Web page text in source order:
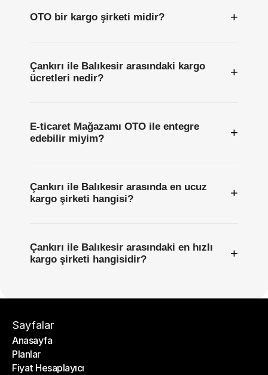
OTO bir kargo şirketi midir? +
Çankırı ile Balıkesir arasındaki kargo
ücretleri nedir?
+
E-ticaret Mağazamı OTO ile entegre
edebilir miyim?
+
Çankırı ile Balıkesir arasında en ucuz
kargo şirketi hangisi?
+
Çankırı ile Balıkesir arasındaki en hızlı
kargo şirketi hangisidir?
+
Sayfalar
Anasayfa
Anasayfa
Planlar
Planlar
Fiyat Hesaplayıcı